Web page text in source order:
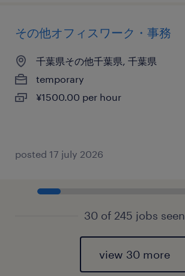
その他オフィスワーク・事務
千葉県その他千葉県, 千葉県
temporary
¥1500.00 per hour
posted 17 july 2026
30 of 245 jobs seen
view 30 more